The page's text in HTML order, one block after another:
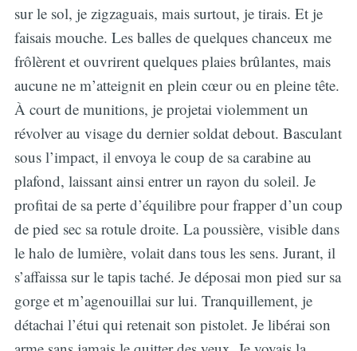
sur le sol, je zigzaguais, mais surtout, je tirais. Et je
faisais mouche. Les balles de quelques chanceux me
frôlèrent et ouvrirent quelques plaies brûlantes, mais
aucune ne m’atteignit en plein cœur ou en pleine tête.
À court de munitions, je projetai violemment un
révolver au visage du dernier soldat debout. Basculant
sous l’impact, il envoya le coup de sa carabine au
plafond, laissant ainsi entrer un rayon du soleil. Je
profitai de sa perte d’équilibre pour frapper d’un coup
de pied sec sa rotule droite. La poussière, visible dans
le halo de lumière, volait dans tous les sens. Jurant, il
s’affaissa sur le tapis taché. Je déposai mon pied sur sa
gorge et m’agenouillai sur lui. Tranquillement, je
détachai l’étui qui retenait son pistolet. Je libérai son